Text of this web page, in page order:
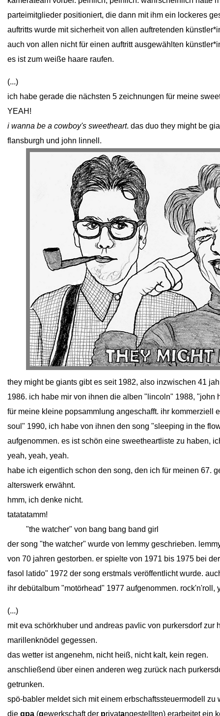
parteimitglieder positioniert, die dann mit ihm ein lockeres
auftritts wurde mit sicherheit von allen auftretenden
auch von allen nicht für einen auftritt ausgewählten
es ist zum weiße haare raufen.
(...)
ich habe gerade die nächsten 5 zeichnungen für meine
YEAH!
i wanna be a cowboy's sweetheart. das duo they might be
flansburgh und john linnell.
they might be giants gibt es seit 1982, also inzwischen 41
1986. ich habe mir von ihnen die alben "lincoln" 1988, "john
für meine kleine popsammlung angeschafft. ihr kommerziell
soul" 1990, ich habe von ihnen den song "sleeping in the
aufgenommen. es ist schön eine sweetheartliste zu haben,
yeah, yeah, yeah.
habe ich eigentlich schon den song, den ich für meinen 67.
alterswerk erwähnt.
hmm, ich denke nicht.
tatatatamm!
"the watcher" von bang bang band girl
der song "the watcher" wurde von lemmy geschrieben.
von 70 jahren gestorben. er spielte von 1971 bis 1975 bei
fasol latido" 1972 der song erstmals veröffentlicht wurde.
ihr debütalbum "motörhead" 1977 aufgenommen. rock'n'roll,
(...)
mit eva schörkhuber und andreas pavlic von purkersdorf zur
marillenknödel gegessen.
das wetter ist angenehm, nicht heiß, nicht kalt, kein regen.
anschließend über einen anderen weg zurück nach
getrunken.
spö-babler meldet sich mit einem erbschaftssteuermodell zu
die gpa (gewerkschaft der privatangestellten) erarbeitet ein